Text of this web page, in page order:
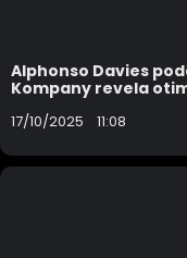
Alphonso Davies
Kompany revela
17/10/2025 11:08